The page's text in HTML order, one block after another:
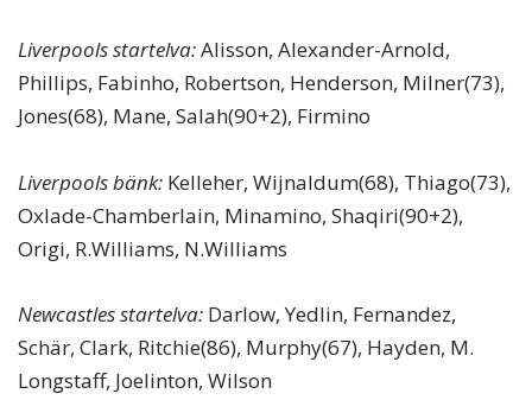
Liverpools startelva:Alisson, Alexander-Arnold,
Phillips, Fabinho, Robertson, Henderson, Milner(73),
Jones(68), Mane, Salah(90+2), Firmino
Liverpools bänk: Kelleher, Wijnaldum(68), Thiago(73),
Oxlade-Chamberlain, Minamino, Shaqiri(90+2),
Origi, R.Williams, N.Williams
Newcastles startelva: Darlow, Yedlin, Fernandez,
Schär, Clark, Ritchie(86), Murphy(67), Hayden, M.
Longstaff, Joelinton, Wilson